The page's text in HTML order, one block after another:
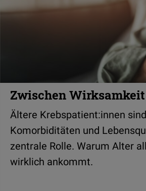
Zwischen
Ältere Krebspatient:innen
Komorbiditäten und
zentrale Rolle. Warum Alter
wirklich ankommt.